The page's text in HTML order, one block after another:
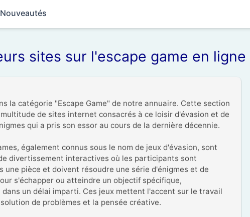
Nouveautés
sites sur l'escape game en ligne
la catégorie "Escape Game" de notre annuaire. Cette section
de sites internet consacrés à ce loisir d'évasion et de
qui a pris son essor au cours de la dernière décennie.
également connus sous le nom de jeux d'évasion, sont
divertissement interactives où les participants sont
une pièce et doivent résoudre une série d'énigmes et de
s'échapper ou atteindre un objectif spécifique,
un délai imparti. Ces jeux mettent l'accent sur le travail
de problèmes et la pensée créative.